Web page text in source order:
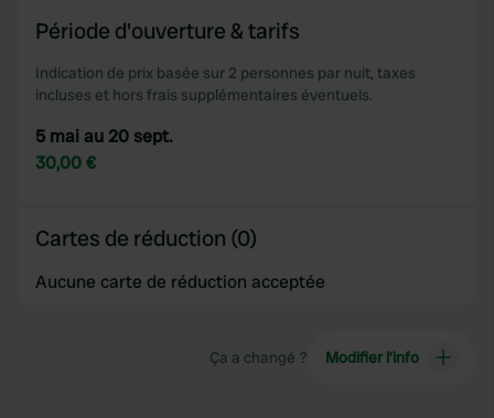
Période d'ouverture & tarifs
Indication de prix basée sur 2 personnes par nuit, taxes
incluses et hors frais supplémentaires éventuels.
5 mai au 20 sept.
30,00 €
Cartes de réduction (0)
Aucune carte de réduction acceptée
Ça a changé ? Modifier l’info